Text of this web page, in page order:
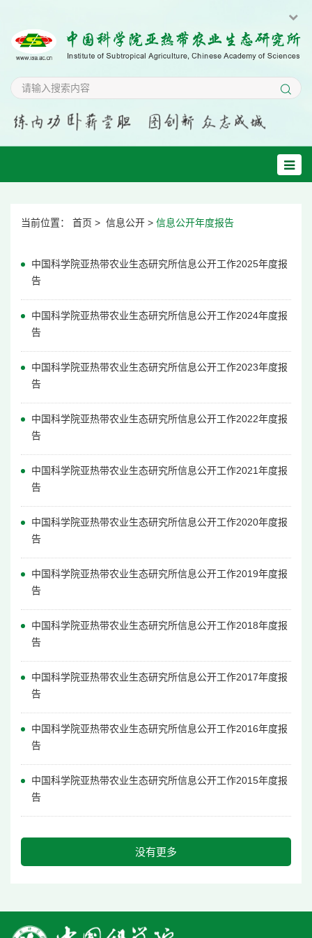
当前位置： 首页 > 信息公开 > 信息公开年度报告
中国科学院亚热带农业生态研究所信息公开工作2025年度报
告
中国科学院亚热带农业生态研究所信息公开工作2024年度报
告
中国科学院亚热带农业生态研究所信息公开工作2023年度报
告
中国科学院亚热带农业生态研究所信息公开工作2022年度报
告
中国科学院亚热带农业生态研究所信息公开工作2021年度报
告
中国科学院亚热带农业生态研究所信息公开工作2020年度报
告
中国科学院亚热带农业生态研究所信息公开工作2019年度报
告
中国科学院亚热带农业生态研究所信息公开工作2018年度报
告
中国科学院亚热带农业生态研究所信息公开工作2017年度报
告
中国科学院亚热带农业生态研究所信息公开工作2016年度报
告
中国科学院亚热带农业生态研究所信息公开工作2015年度报
告
没有更多